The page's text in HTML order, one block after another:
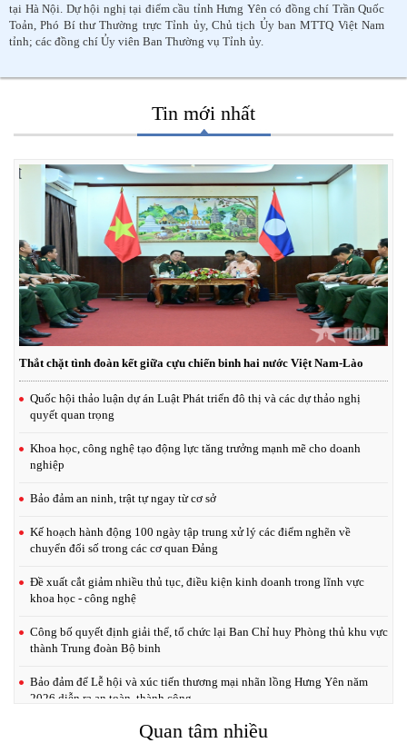
tại Hà Nội. Dự hội nghị tại điểm cầu tỉnh Hưng Yên có đồng chí Trần Quốc
Toản, Phó Bí thư Thường trực Tỉnh ủy, Chủ tịch Ủy ban MTTQ Việt Nam
tỉnh; các đồng chí Ủy viên Ban Thường vụ Tỉnh ủy.
Tin mới nhất
Thắt chặt tình đoàn kết giữa cựu chiến binh hai nước Việt Nam-Lào
Quốc hội thảo luận dự án Luật Phát triển đô thị và các dự thảo nghị
quyết quan trọng
Khoa học, công nghệ tạo động lực tăng trưởng mạnh mẽ cho doanh
nghiệp
Bảo đảm an ninh, trật tự ngay từ cơ sở
Kế hoạch hành động 100 ngày tập trung xử lý các điểm nghẽn về
chuyển đổi số trong các cơ quan Đảng
Đề xuất cắt giảm nhiều thủ tục, điều kiện kinh doanh trong lĩnh vực
khoa học - công nghệ
Công bố quyết định giải thể, tổ chức lại Ban Chỉ huy Phòng thủ khu vực
thành Trung đoàn Bộ binh
Bảo đảm để Lễ hội và xúc tiến thương mại nhãn lồng Hưng Yên năm
2026 diễn ra an toàn, thành công
Ban Tổ chức Lễ hội và xúc tiến thương mại Nhãn lồng Hưng Yên dâng
Quan tâm nhiều